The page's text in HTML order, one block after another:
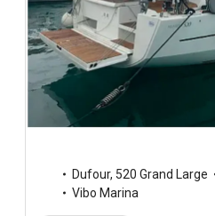
Dufour, 520 Grand Large
Vibo Marina